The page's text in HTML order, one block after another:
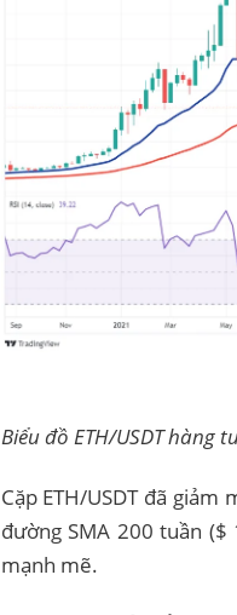
Biểu đồ ETH/USDT hàng
Cặp ETH/USDT đã
đường SMA 200 tuần
mạnh mẽ.